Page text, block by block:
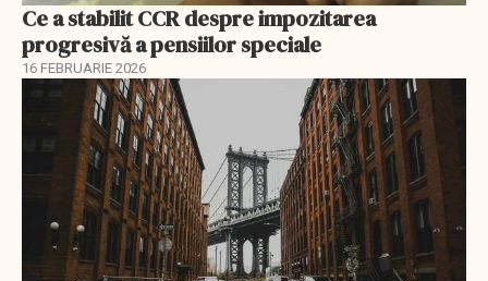
Ce a stabilit CCR despre impozitarea
progresivă a pensiilor speciale
16 FEBRUARIE 2026